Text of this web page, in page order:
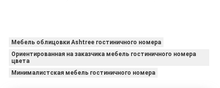
Мебель облицовки Ashtree гостиничного номера
Ориентированная на заказчика мебель гостиничного номера
цвета
Минималистская мебель гостиничного номера